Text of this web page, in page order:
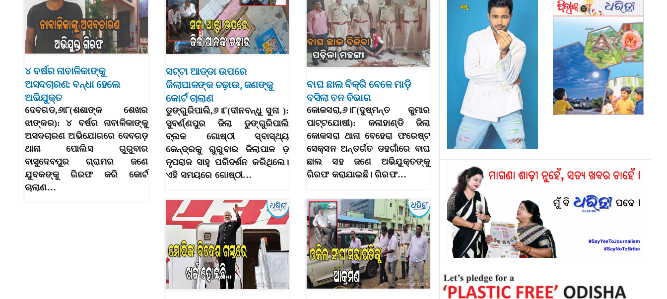
୪ ବର୍ଷର ନାବାଳିକାଙ୍କୁ
ଅସଦଚାରଣ: ବନ୍ଧା ହେଲେ
ଅଭିଯୁକ୍ତ
ଦେବଗଡ,୬ା୮(ଶଶାଙ୍କ ଶେଖର
ଝାଙ୍କର): ୪ ବର୍ଷର ନାବାଳିକାଙ୍କୁ
ଅସଦଚାରଣ ଅଭିଯୋଗରେ ଦେବଗଡ଼
ଥାନା ପୋଲିସ ଗୁରୁବାର
ବାସୁଦେବପୁର ଗ୍ରାମର ଜଣେ
ଯୁବକଙ୍କୁ ଗିରଫ କରି କୋର୍ଟ
ଚାଲାଣ…
ସଟ୍ଟା ଆଡ୍ଡା ଉପରେ
ଜିଲାପାଳଙ୍କ ଚଢ଼ାଉ, ଜଣଙ୍କୁ
କୋର୍ଟ ଚାଲାଣ
ଡୁଙ୍ଗୁରିପାଲି,୬।୮(ଦୀନବନ୍ଧୁ ସୁନା ):
ସୁବର୍ଣ୍ଣପୁର ଜିଲା ଡୁଙ୍ଗୁରିପାଲି
ବ୍ଲକ ଗୋଷ୍ଠୀ ସ୍ବାସ୍ଥ୍ୟ
କେନ୍ଦ୍ରକୁ ଗୁରୁବାର ଜିଲାପାଳ ଡ଼
ନୃପରାଜ ସାହୁ ପରିଦର୍ଶନ କରିଥିଲେ।
ଏହି ସମୟରେ ଗୋଷ୍ଠୀ…
ବାଘ ଛାଲ ବିକ୍ରି ବେଳେ ମାଡ଼ି
ବସିଲା ବନ ବିଭାଗ
କୋକସରା,୬।୮(ଦୁଷ୍ମନ୍ତ କୁମାର
ପାଟ୍ଟଯୋଷୀ): କଳାହାଣ୍ଡି ଜିଲା
କୋକସରା ଥାନା ବେହେରା ଫରେଷ୍ଟ
ସେକ୍ସନ ଅନ୍ତର୍ଗତ ଡହଗାଁରେ ବାଘ
ଛାଲ ସହ ଜଣେ ଅଭିଯୁକ୍ତଙ୍କୁ
ଗିରଫ କରାଯାଇଛି। ଗିରଫ…